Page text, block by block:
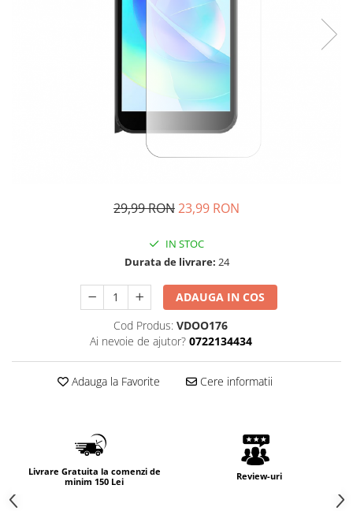
29,99 RON23,99 RON
IN STOC
Durata de livrare: 24
ADAUGA IN COS
Cod Produs: VDOO176
Ai nevoie de ajutor? 0722134434
Adauga la Favorite Cere informatii
Livrare Gratuita la comenzi de
minim 150 Lei
Review-uri